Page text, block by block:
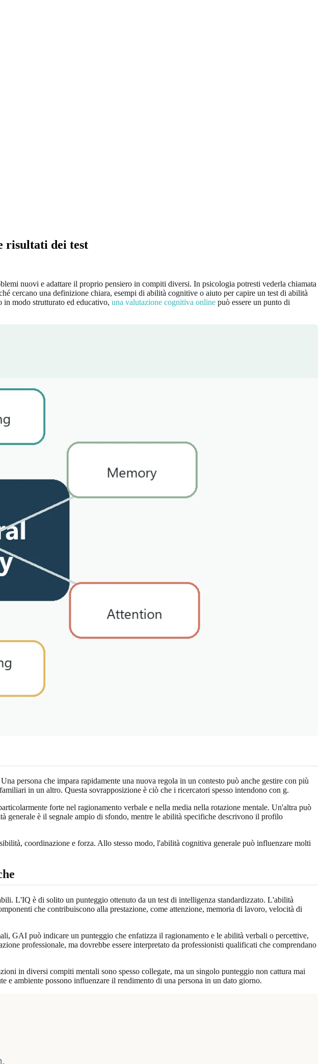
risultati dei test
nuovi e adattare il proprio pensiero in compiti diversi. In psicologia potresti vederla chiamata
cercano una definizione chiara, esempi di abilità cognitive o aiuto per capire un test di abilità
in modo strutturato ed educativo, una valutazione cognitiva online può essere un punto di
persona che impara rapidamente una nuova regola in un contesto può anche gestire con più
in un altro. Questa sovrapposizione è ciò che i ricercatori spesso intendono con g.
forte nel ragionamento verbale e nella media nella rotazione mentale. Un'altra può
generale è il segnale ampio di sfondo, mentre le abilità specifiche descrivono il profilo
coordinazione e forza. Allo stesso modo, l'abilità cognitiva generale può influenzare molti
L'IQ è di solito un punteggio ottenuto da un test di intelligenza standardizzato. L'abilità
che contribuiscono alla prestazione, come attenzione, memoria di lavoro, velocità di
GAI può indicare un punteggio che enfatizza il ragionamento e le abilità verbali o percettive,
professionale, ma dovrebbe essere interpretato da professionisti qualificati che comprendano
in diversi compiti mentali sono spesso collegate, ma un singolo punteggio non cattura mai
e ambiente possono influenzare il rendimento di una persona in un dato giorno.